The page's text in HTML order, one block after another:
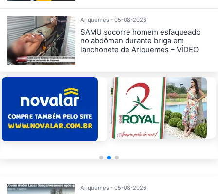
Ariquemes - 05-08-2026
SAMU socorre homem esfaqueado
no abdômen durante briga em
lanchonete de Ariquemes – VÍDEO
Ariquemes - 05-08-2026